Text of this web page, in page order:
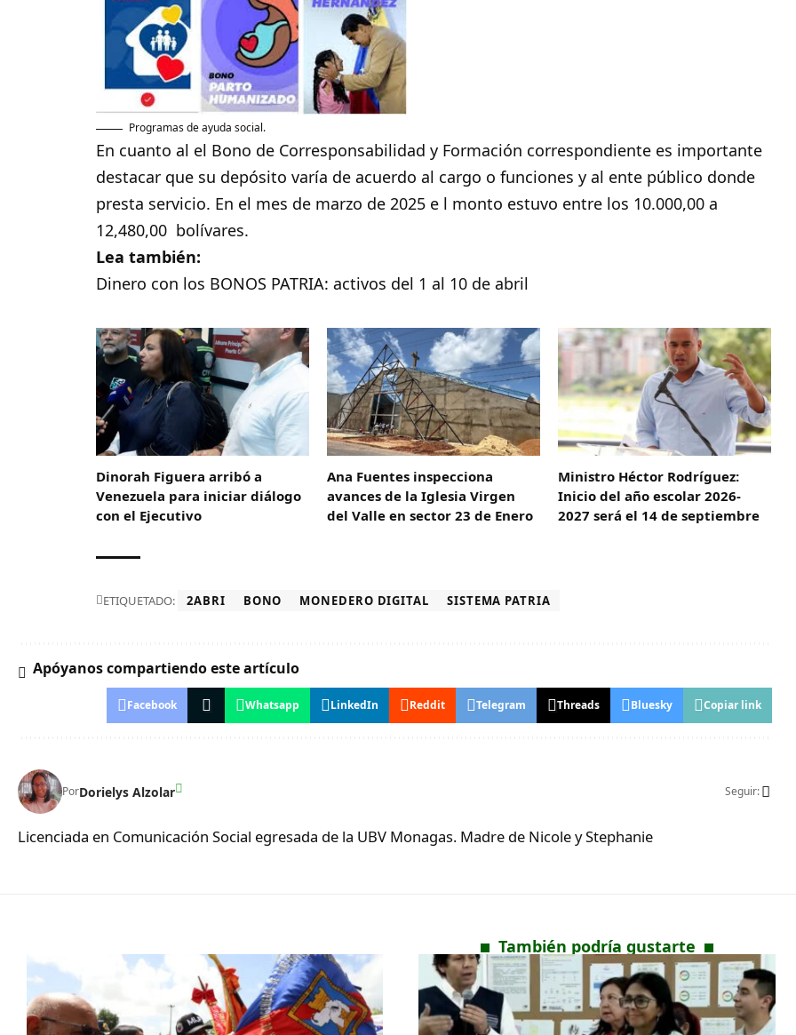
Programas de ayuda social.
En cuanto al el Bono de Corresponsabilidad y Formación correspondiente es importante
destacar que su depósito varía de acuerdo al cargo o funciones y al ente público donde
presta servicio. En el mes de marzo de 2025 e l monto estuvo entre los 10.000,00 a
12,480,00 bolívares.
Lea también:
Dinero con los BONOS PATRIA: activos del 1 al 10 de abril
Dinorah Figuera arribó a
Venezuela para iniciar diálogo
con el Ejecutivo
Ana Fuentes inspecciona
avances de la Iglesia Virgen
del Valle en sector 23 de Enero
Ministro Héctor Rodríguez:
Inicio del año escolar 2026-
2027 será el 14 de septiembre
ETIQUETADO: 2ABRI BONO MONEDERO DIGITAL SISTEMA PATRIA
Apóyanos compartiendo este artículo
Facebook Whatsapp LinkedIn Reddit Telegram Threads Bluesky Copiar link
PorDorielys Alzolar Seguir:
Licenciada en Comunicación Social egresada de la UBV Monagas. Madre de Nicole y Stephanie
También podría gustarte